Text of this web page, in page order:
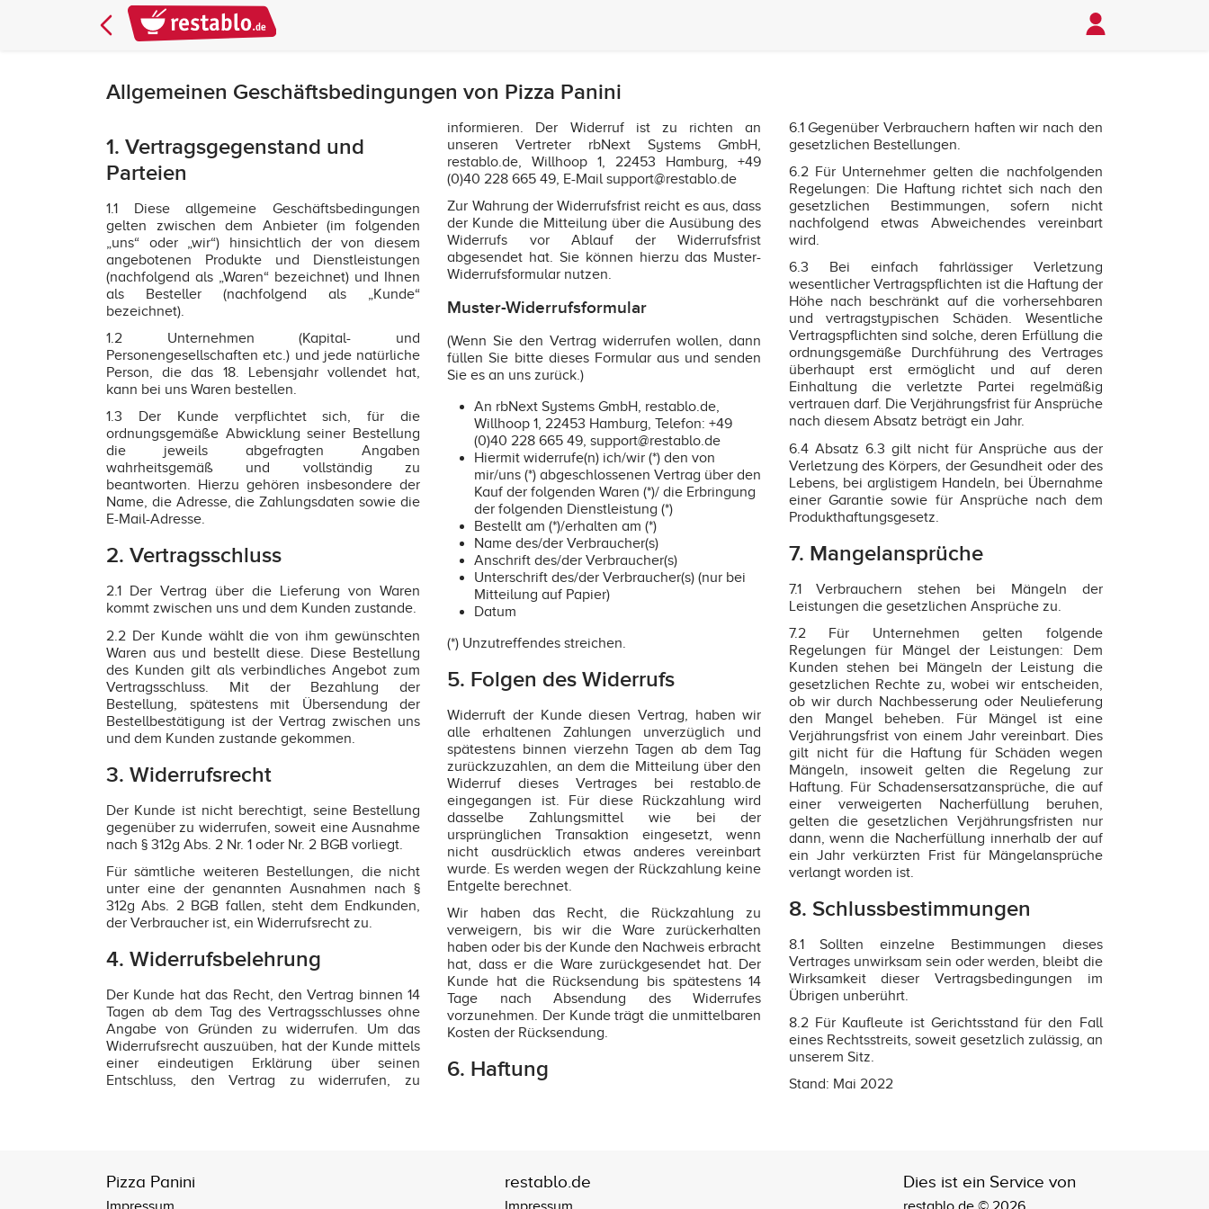
Allgemeinen Geschäftsbedingungen von Pizza Panini
1. Vertragsgegenstand und
Parteien
1.1 Diese allgemeine Geschäftsbedingungen
gelten zwischen dem Anbieter (im folgenden
„uns“ oder „wir“) hinsichtlich der von diesem
angebotenen Produkte und Dienstleistungen
(nachfolgend als „Waren“ bezeichnet) und Ihnen
als Besteller (nachfolgend als „Kunde“
bezeichnet).
1.2 Unternehmen (Kapital- und
Personengesellschaften etc.) und jede natürliche
Person, die das 18. Lebensjahr vollendet hat,
kann bei uns Waren bestellen.
1.3 Der Kunde verpflichtet sich, für die
ordnungsgemäße Abwicklung seiner Bestellung
die jeweils abgefragten Angaben
wahrheitsgemäß und vollständig zu
beantworten. Hierzu gehören insbesondere der
Name, die Adresse, die Zahlungsdaten sowie die
E-Mail-Adresse.
2. Vertragsschluss
2.1 Der Vertrag über die Lieferung von Waren
kommt zwischen uns und dem Kunden zustande.
2.2 Der Kunde wählt die von ihm gewünschten
Waren aus und bestellt diese. Diese Bestellung
des Kunden gilt als verbindliches Angebot zum
Vertragsschluss. Mit der Bezahlung der
Bestellung, spätestens mit Übersendung der
Bestellbestätigung ist der Vertrag zwischen uns
und dem Kunden zustande gekommen.
3. Widerrufsrecht
Der Kunde ist nicht berechtigt, seine Bestellung
gegenüber zu widerrufen, soweit eine Ausnahme
nach § 312g Abs. 2 Nr. 1 oder Nr. 2 BGB vorliegt.
Für sämtliche weiteren Bestellungen, die nicht
unter eine der genannten Ausnahmen nach §
312g Abs. 2 BGB fallen, steht dem Endkunden,
der Verbraucher ist, ein Widerrufsrecht zu.
4. Widerrufsbelehrung
Der Kunde hat das Recht, den Vertrag binnen 14
Tagen ab dem Tag des Vertragsschlusses ohne
Angabe von Gründen zu widerrufen. Um das
Widerrufsrecht auszuüben, hat der Kunde mittels
einer eindeutigen Erklärung über seinen
Entschluss, den Vertrag zu widerrufen, zu
informieren. Der Widerruf ist zu richten an
unseren Vertreter rbNext Systems GmbH,
restablo.de, Willhoop 1, 22453 Hamburg, +49
(0)40 228 665 49, E-Mail support@restablo.de
Zur Wahrung der Widerrufsfrist reicht es aus, dass
der Kunde die Mitteilung über die Ausübung des
Widerrufs vor Ablauf der Widerrufsfrist
abgesendet hat. Sie können hierzu das Muster-
Widerrufsformular nutzen.
Muster-Widerrufsformular
(Wenn Sie den Vertrag widerrufen wollen, dann
füllen Sie bitte dieses Formular aus und senden
Sie es an uns zurück.)
An rbNext Systems GmbH, restablo.de,
Willhoop 1, 22453 Hamburg, Telefon: +49
(0)40 228 665 49, support@restablo.de
Hiermit widerrufe(n) ich/wir (*) den von
mir/uns (*) abgeschlossenen Vertrag über den
Kauf der folgenden Waren (*)/ die Erbringung
der folgenden Dienstleistung (*)
Bestellt am (*)/erhalten am (*)
Name des/der Verbraucher(s)
Anschrift des/der Verbraucher(s)
Unterschrift des/der Verbraucher(s) (nur bei
Mitteilung auf Papier)
Datum
(*) Unzutreffendes streichen.
5. Folgen des Widerrufs
Widerruft der Kunde diesen Vertrag, haben wir
alle erhaltenen Zahlungen unverzüglich und
spätestens binnen vierzehn Tagen ab dem Tag
zurückzuzahlen, an dem die Mitteilung über den
Widerruf dieses Vertrages bei restablo.de
eingegangen ist. Für diese Rückzahlung wird
dasselbe Zahlungsmittel wie bei der
ursprünglichen Transaktion eingesetzt, wenn
nicht ausdrücklich etwas anderes vereinbart
wurde. Es werden wegen der Rückzahlung keine
Entgelte berechnet.
Wir haben das Recht, die Rückzahlung zu
verweigern, bis wir die Ware zurückerhalten
haben oder bis der Kunde den Nachweis erbracht
hat, dass er die Ware zurückgesendet hat. Der
Kunde hat die Rücksendung bis spätestens 14
Tage nach Absendung des Widerrufes
vorzunehmen. Der Kunde trägt die unmittelbaren
Kosten der Rücksendung.
6. Haftung
6.1 Gegenüber Verbrauchern haften wir nach den
gesetzlichen Bestellungen.
6.2 Für Unternehmer gelten die nachfolgenden
Regelungen: Die Haftung richtet sich nach den
gesetzlichen Bestimmungen, sofern nicht
nachfolgend etwas Abweichendes vereinbart
wird.
6.3 Bei einfach fahrlässiger Verletzung
wesentlicher Vertragspflichten ist die Haftung der
Höhe nach beschränkt auf die vorhersehbaren
und vertragstypischen Schäden. Wesentliche
Vertragspflichten sind solche, deren Erfüllung die
ordnungsgemäße Durchführung des Vertrages
überhaupt erst ermöglicht und auf deren
Einhaltung die verletzte Partei regelmäßig
vertrauen darf. Die Verjährungsfrist für Ansprüche
nach diesem Absatz beträgt ein Jahr.
6.4 Absatz 6.3 gilt nicht für Ansprüche aus der
Verletzung des Körpers, der Gesundheit oder des
Lebens, bei arglistigem Handeln, bei Übernahme
einer Garantie sowie für Ansprüche nach dem
Produkthaftungsgesetz.
7. Mangelansprüche
7.1 Verbrauchern stehen bei Mängeln der
Leistungen die gesetzlichen Ansprüche zu.
7.2 Für Unternehmen gelten folgende
Regelungen für Mängel der Leistungen: Dem
Kunden stehen bei Mängeln der Leistung die
gesetzlichen Rechte zu, wobei wir entscheiden,
ob wir durch Nachbesserung oder Neulieferung
den Mangel beheben. Für Mängel ist eine
Verjährungsfrist von einem Jahr vereinbart. Dies
gilt nicht für die Haftung für Schäden wegen
Mängeln, insoweit gelten die Regelung zur
Haftung. Für Schadensersatzansprüche, die auf
einer verweigerten Nacherfüllung beruhen,
gelten die gesetzlichen Verjährungsfristen nur
dann, wenn die Nacherfüllung innerhalb der auf
ein Jahr verkürzten Frist für Mängelansprüche
verlangt worden ist.
8. Schlussbestimmungen
8.1 Sollten einzelne Bestimmungen dieses
Vertrages unwirksam sein oder werden, bleibt die
Wirksamkeit dieser Vertragsbedingungen im
Übrigen unberührt.
8.2 Für Kaufleute ist Gerichtsstand für den Fall
eines Rechtsstreits, soweit gesetzlich zulässig, an
unserem Sitz.
Stand: Mai 2022
Pizza Panini restablo.de Dies ist ein Service von